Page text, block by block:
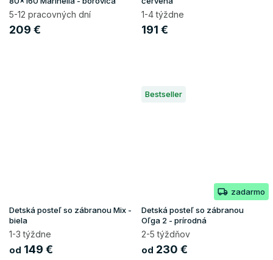
5-12 pracovných dní
209 €
1-4 týždne
191 €
Detská posteľ so zábranou Mix -
biela
1-3 týždne
od 149 €
Bestseller
zadarmo
Detská posteľ so zábranou
Oľga 2 - prírodná
2-5 týždňov
od 230 €